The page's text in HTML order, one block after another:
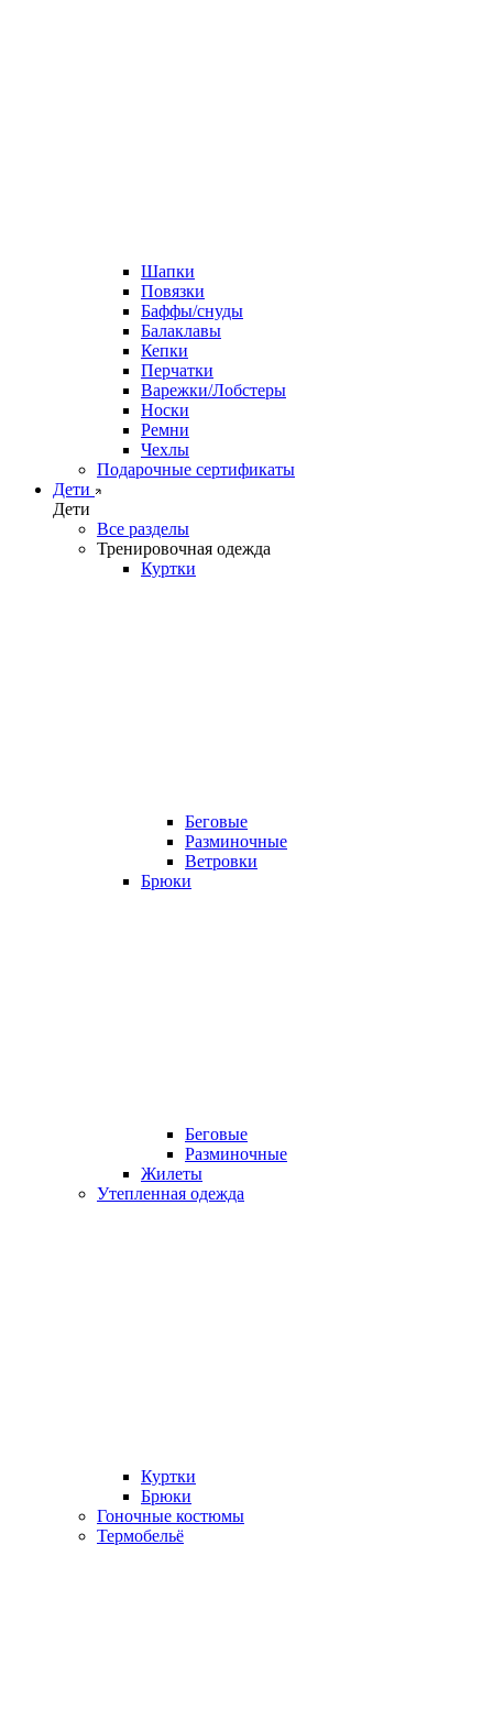
Шапки
Повязки
Баффы/снуды
Балаклавы
Кепки
Перчатки
Варежки/Лобстеры
Носки
Ремни
Чехлы
Подарочные сертификаты
Дети
Дети
Все разделы
Тренировочная одежда
Куртки
Беговые
Разминочные
Ветровки
Брюки
Беговые
Разминочные
Жилеты
Утепленная одежда
Куртки
Брюки
Гоночные костюмы
Термобельё